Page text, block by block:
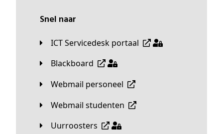
Snel naar
ICT Servicedesk portaal
Blackboard
Webmail personeel
Webmail studenten
Uurroosters